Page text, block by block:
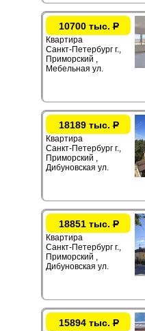
10700 тыс.Р
Квартира
Санкт-Петербург г.,
Приморский ,
Мебельная ул.
18189 тыс.Р
Квартира
Санкт-Петербург г.,
Приморский ,
Дибуновская ул.
18851 тыс.Р
Квартира
Санкт-Петербург г.,
Приморский ,
Дибуновская ул.
15894 тыс.Р